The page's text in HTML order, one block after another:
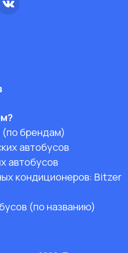
(по брендам)
автобусов
автобусов
кондиционеров: Bitzer
(по названию)